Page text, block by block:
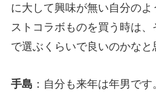
に大して興味が無い自分のよ
ストコラボものを買う時は
で選ぶくらいで良いのかなと
手島 ：自分も来年は年男です